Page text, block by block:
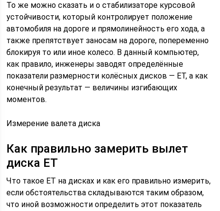
То же можно сказать и о стабилизаторе курсовой
устойчивости, который контролирует положение
автомобиля на дороге и прямолинейность его хода, а
также препятствует заносам на дороге, попеременно
блокируя то или иное колесо. В данный компьютер,
как правило, инженеры заводят определённые
показатели размерности колёсных дисков — ЕТ, а как
конечный результат — величины изгибающих
моментов.
Измерение валета диска
Как правильно замерить вылет
диска ЕТ
Что такое ET на дисках и как его правильно измерить,
если обстоятельства складываются таким образом,
что иной возможности определить этот показатель